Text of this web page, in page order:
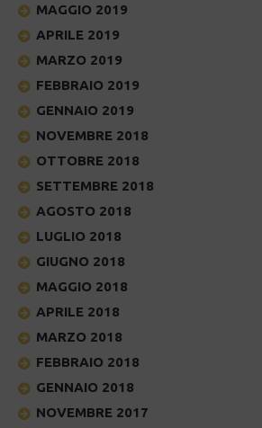
MAGGIO 2019
APRILE 2019
MARZO 2019
FEBBRAIO 2019
GENNAIO 2019
NOVEMBRE 2018
OTTOBRE 2018
SETTEMBRE 2018
AGOSTO 2018
LUGLIO 2018
GIUGNO 2018
MAGGIO 2018
APRILE 2018
MARZO 2018
FEBBRAIO 2018
GENNAIO 2018
NOVEMBRE 2017